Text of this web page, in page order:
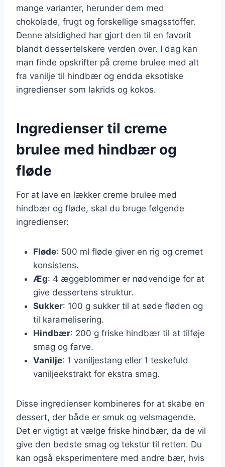
mange varianter, herunder dem med
chokolade, frugt og forskellige smagsstoffer.
Denne alsidighed har gjort den til en favorit
blandt dessertelskere verden over. I dag kan
man finde opskrifter på creme brulee med alt
fra vanilje til hindbær og endda eksotiske
ingredienser som lakrids og kokos.
Ingredienser til creme
brulee med hindbær og
fløde
For at lave en lækker creme brulee med
hindbær og fløde, skal du bruge følgende
ingredienser:
Fløde: 500 ml fløde giver en rig og cremet
konsistens.
Æg: 4 æggeblommer er nødvendige for at
give dessertens struktur.
Sukker: 100 g sukker til at søde fløden og
til karamelisering.
Hindbær: 200 g friske hindbær til at tilføje
smag og farve.
Vanilje: 1 vaniljestang eller 1 teskefuld
vaniljeekstrakt for ekstra smag.
Disse ingredienser kombineres for at skabe en
dessert, der både er smuk og velsmagende.
Det er vigtigt at vælge friske hindbær, da de vil
give den bedste smag og tekstur til retten. Du
kan også eksperimentere med andre bær, hvis